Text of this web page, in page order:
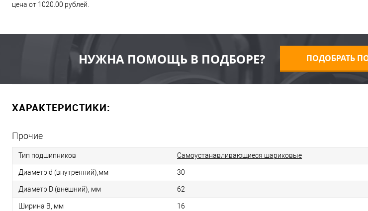
цена от 1020.00 рублей.
НУЖНА ПОМОЩЬ В ПОДБОРЕ? ПОДОБРАТЬ
ХАРАКТЕРИСТИКИ:
Прочие
Тип подшипников Самоустанавливающиеся шариковые
Диаметр d (внутренний),мм 30
Диаметр D (внешний), мм 62
Ширина B, мм 16